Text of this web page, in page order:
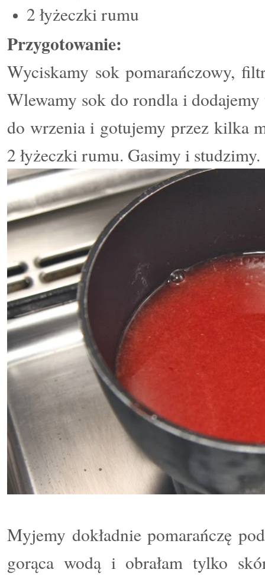
2 łyżeczki rumu
Przygotowanie:
Wyciskamy sok pomarańczowy,
Wlewamy sok do rondla i
do wrzenia i gotujemy przez kilka
2 łyżeczki rumu. Gasimy i studzimy.
Myjemy dokładnie pomarańczę
gorąca wodą i obrałam tylko